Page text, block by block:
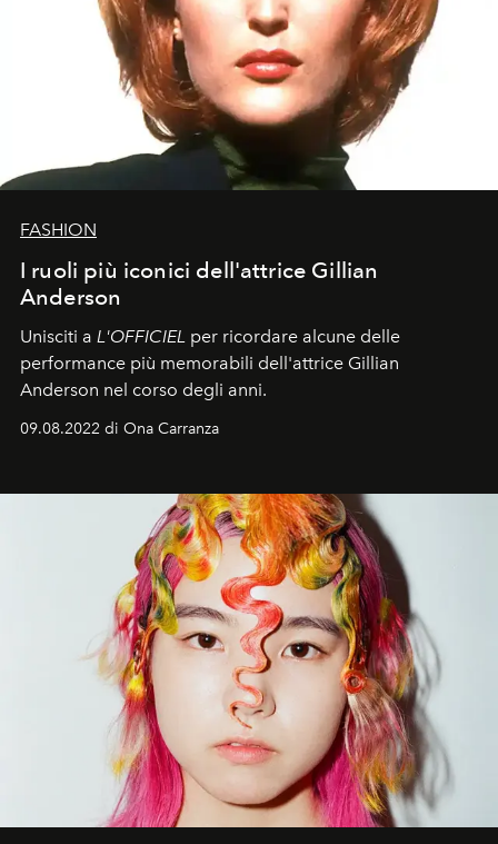
FASHION
I ruoli più iconici dell'attrice Gillian
Anderson
Unisciti a L'OFFICIEL per ricordare alcune delle
performance più memorabili dell'attrice Gillian
Anderson nel corso degli anni.
09.08.2022 di Ona Carranza